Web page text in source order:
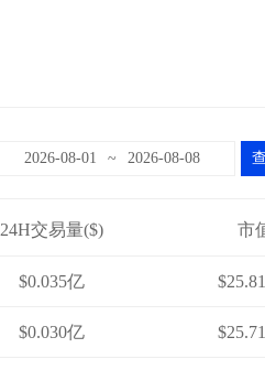
~
24H交易量($) 市
$0.035亿
$0.030亿